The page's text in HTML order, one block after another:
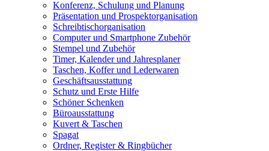
Konferenz, Schulung und Planung
Präsentation und Prospektorganisation
Schreibtischorganisation
Computer und Smartphone Zubehör
Stempel und Zubehör
Timer, Kalender und Jahresplaner
Taschen, Koffer und Lederwaren
Geschäftsausstattung
Schutz und Erste Hilfe
Schöner Schenken
Büroausstattung
Kuvert & Taschen
Spagat
Ordner, Register & Ringbücher